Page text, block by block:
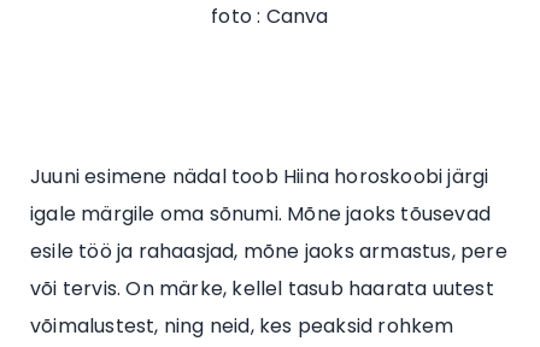
foto : Canva
Juuni esimene nädal toob Hiina horoskoobi järgi
igale märgile oma sõnumi. Mõne jaoks tõusevad
esile töö ja rahaasjad, mõne jaoks armastus, pere
või tervis. On märke, kellel tasub haarata uutest
võimalustest, ning neid, kes peaksid rohkem